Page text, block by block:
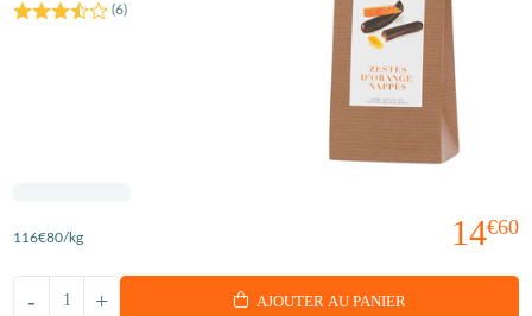
(6)
14€60
116€80/kg
+
- AJOUTER AU PANIER